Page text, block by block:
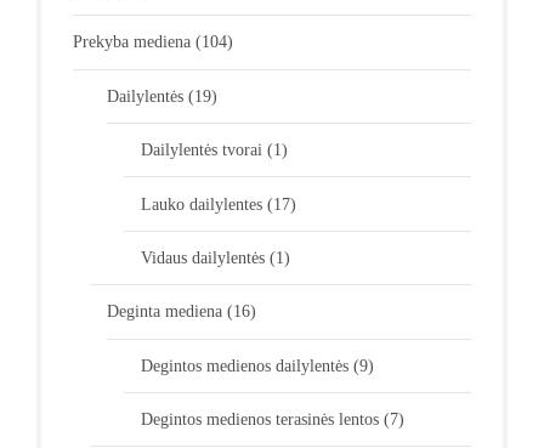
Prekyba mediena (104)
Dailylentės (19)
Dailylentės tvorai (1)
Lauko dailylentes (17)
Vidaus dailylentės (1)
Deginta mediena (16)
Degintos medienos dailylentės (9)
Degintos medienos terasinės lentos (7)